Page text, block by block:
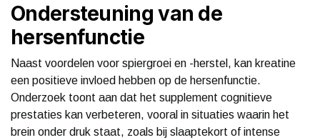
Ondersteuning van de
hersenfunctie
Naast voordelen voor spiergroei en -herstel, kan kreatine
een positieve invloed hebben op de hersenfunctie.
Onderzoek toont aan dat het supplement cognitieve
prestaties kan verbeteren, vooral in situaties waarin het
brein onder druk staat, zoals bij slaaptekort of intense